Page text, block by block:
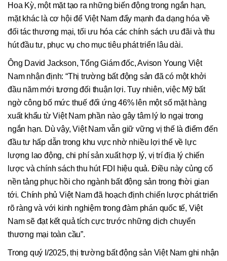
Hoa Kỳ, một mặt tạo ra những biến động trong ngắn hạn,
mặt khác là cơ hội để Việt Nam đẩy mạnh đa dạng hóa về
đối tác thương mại, tối ưu hóa các chính sách ưu đãi và thu
hút đầu tư, phục vụ cho mục tiêu phát triển lâu dài.
Ông David Jackson, Tổng Giám đốc, Avison Young Việt
Nam nhận định: “Thị trường bất động sản đã có một khởi
đầu năm mới tương đối thuận lợi. Tuy nhiên, việc Mỹ bất
ngờ công bố mức thuế đối ứng 46% lên một số mặt hàng
xuất khẩu từ Việt Nam phần nào gây tâm lý lo ngại trong
ngắn hạn. Dù vậy, Việt Nam vẫn giữ vững vị thế là điểm đến
đầu tư hấp dẫn trong khu vực nhờ nhiều lợi thế về lực
lượng lao động, chi phí sản xuất hợp lý, vị trí địa lý chiến
lược và chính sách thu hút FDI hiệu quả. Điều này củng cố
nền tảng phục hồi cho ngành bất động sản trong thời gian
tới. Chính phủ Việt Nam đã hoạch định chiến lược phát triển
rõ ràng và với kinh nghiệm trong đàm phán quốc tế, Việt
Nam sẽ đạt kết quả tích cực trước những dịch chuyển
thương mại toàn cầu”.
Trong quý I/2025, thị trường bất động sản Việt Nam ghi nhận